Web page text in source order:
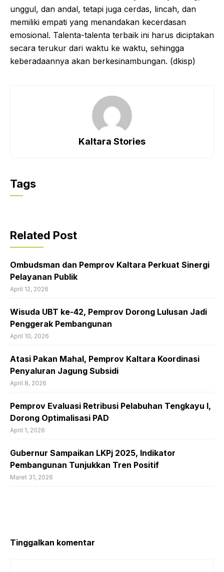
unggul, dan andal, tetapi juga cerdas, lincah, dan
memiliki empati yang menandakan kecerdasan
emosional. Talenta-talenta terbaik ini harus diciptakan
secara terukur dari waktu ke waktu, sehingga
keberadaannya akan berkesinambungan. (dkisp)
Kaltara Stories
Tags
Related Post
Ombudsman dan Pemprov Kaltara Perkuat Sinergi
Pelayanan Publik
April 12, 2026
Wisuda UBT ke-42, Pemprov Dorong Lulusan Jadi
Penggerak Pembangunan
April 10, 2026
Atasi Pakan Mahal, Pemprov Kaltara Koordinasi
Penyaluran Jagung Subsidi
April 8, 2026
Pemprov Evaluasi Retribusi Pelabuhan Tengkayu I,
Dorong Optimalisasi PAD
April 1, 2026
Gubernur Sampaikan LKPj 2025, Indikator
Pembangunan Tunjukkan Tren Positif
Maret 31, 2026
Tinggalkan komentar